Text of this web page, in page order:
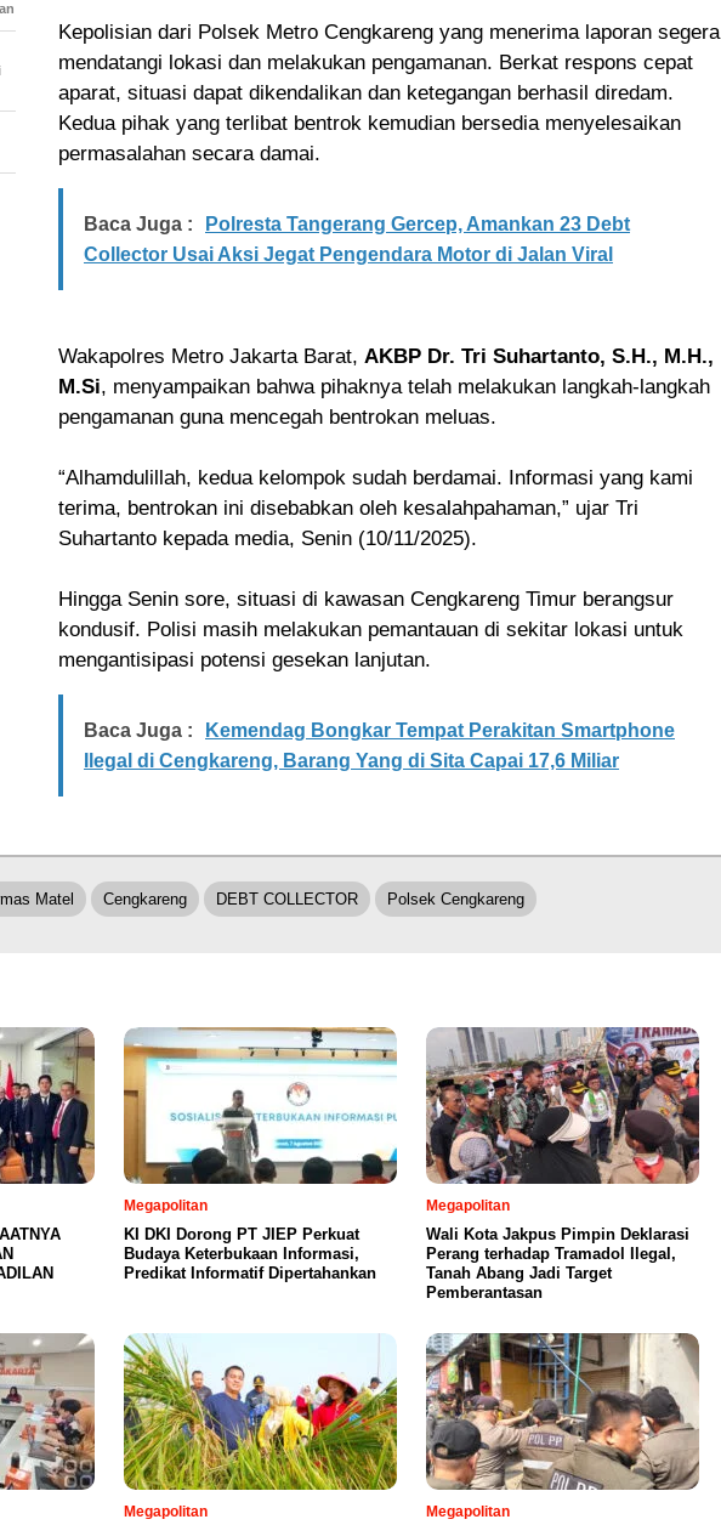
Kepolisian dari Polsek Metro Cengkareng yang menerima laporan segera
mendatangi lokasi dan melakukan pengamanan. Berkat respons cepat
aparat, situasi dapat dikendalikan dan ketegangan berhasil diredam.
Kedua pihak yang terlibat bentrok kemudian bersedia menyelesaikan
permasalahan secara damai.
Baca Juga :
Polresta Tangerang Gercep, Amankan 23 Debt
Collector Usai Aksi Jegat Pengendara Motor di Jalan Viral
Wakapolres Metro Jakarta Barat, AKBP Dr. Tri Suhartanto, S.H., M.H.,
M.Si, menyampaikan bahwa pihaknya telah melakukan langkah-langkah
pengamanan guna mencegah bentrokan meluas.
“Alhamdulillah, kedua kelompok sudah berdamai. Informasi yang kami
terima, bentrokan ini disebabkan oleh kesalahpahaman,” ujar Tri
Suhartanto kepada media, Senin (10/11/2025).
Hingga Senin sore, situasi di kawasan Cengkareng Timur berangsur
kondusif. Polisi masih melakukan pemantauan di sekitar lokasi untuk
mengantisipasi potensi gesekan lanjutan.
Baca Juga :
Kemendag Bongkar Tempat Perakitan Smartphone
Ilegal di Cengkareng, Barang Yang di Sita Capai 17,6 Miliar
Matel Cengkareng DEBT COLLECTOR Polsek Cengkareng
Megapolitan
KI DKI Dorong PT JIEP Perkuat
Budaya Keterbukaan Informasi,
Predikat Informatif Dipertahankan
Megapolitan
Wali Kota Jakpus Pimpin Deklarasi
Perang terhadap Tramadol Ilegal,
Tanah Abang Jadi Target
Pemberantasan
Megapolitan Megapolitan